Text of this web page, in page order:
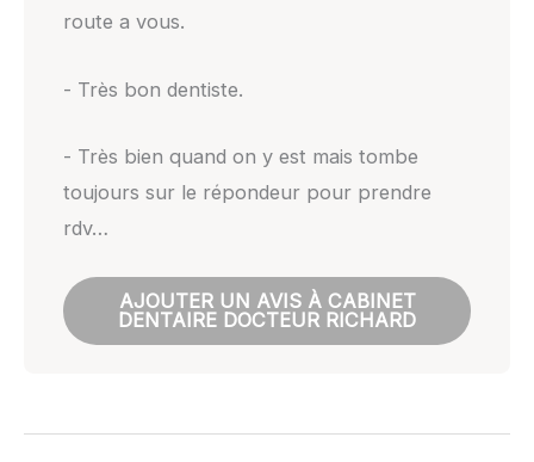
route a vous.
- Très bon dentiste.
- Très bien quand on y est mais tombe
toujours sur le répondeur pour prendre
rdv…
AJOUTER UN AVIS À CABINET
DENTAIRE DOCTEUR RICHARD